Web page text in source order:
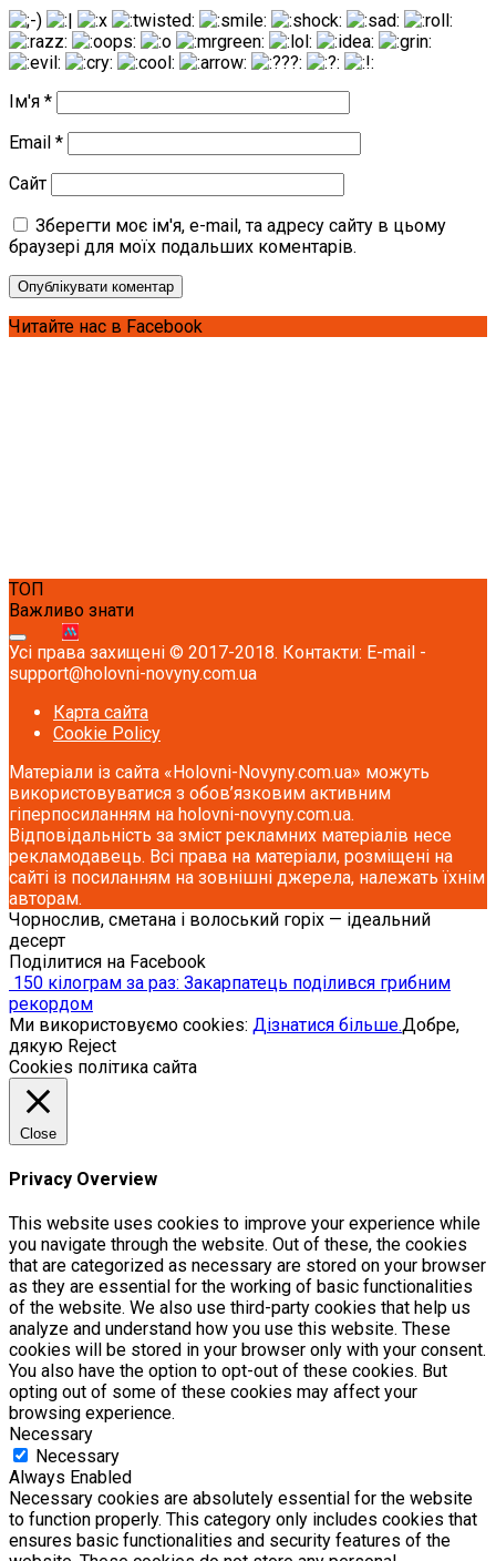
Ім'я *
Email *
Сайт
Зберегти моє ім'я, e-mail, та адресу сайту в цьому
браузері для моїх подальших коментарів.
Читайте нас в Facebook
ТОП
Важливо знати
Усі права захищені © 2017-2018. Контакти: E-mail -
support@holovni-novyny.com.ua
Карта сайта
Cookie Policy
Матеріали із сайта «Holovni-Novyny.com.ua» можуть
використовуватися з обов’язковим активним
гіперпосиланням на holovni-novyny.com.ua.
Відповідальність за зміст рекламних матеріалів несе
рекламодавець. Всі права на матеріали, розміщені на
сайті із посиланням на зовнішні джерела, належать їхнім
авторам.
Чорнослив, сметана і волоський горіх — ідеальний
десерт
Поділитися на Facebook
150 кілограм за раз: Закарпатець поділився грибним
рекордом
Ми використовуємо cookies: Дізнатися більше.Добре,
дякую Reject
Cookies політика сайта
Close
Privacy Overview
This website uses cookies to improve your experience while
you navigate through the website. Out of these, the cookies
that are categorized as necessary are stored on your browser
as they are essential for the working of basic functionalities
of the website. We also use third-party cookies that help us
analyze and understand how you use this website. These
cookies will be stored in your browser only with your consent.
You also have the option to opt-out of these cookies. But
opting out of some of these cookies may affect your
browsing experience.
Necessary
Necessary
Always Enabled
Necessary cookies are absolutely essential for the website
to function properly. This category only includes cookies that
ensures basic functionalities and security features of the